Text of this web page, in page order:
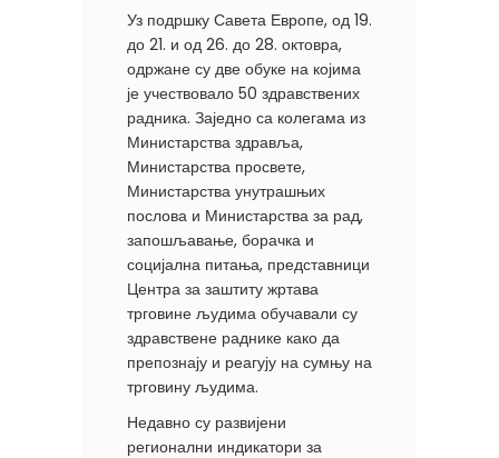
Уз подршку Савета Европе, од 19.
до 21. и од 26. до 28. октовра,
одржане су две обуке на којима
је учествовало 50 здравствених
радника. Заједно са колегама из
Министарства здравља,
Министарства просвете,
Министарства унутрашњих
послова и Министарства за рад,
запошљавање, борачка и
социјална питања, представници
Центра за заштиту жртава
трговине људима обучавали су
здравствене раднике како да
препознају и реагују на сумњу на
трговину људима.
Недавно су развијени
регионални индикатори за